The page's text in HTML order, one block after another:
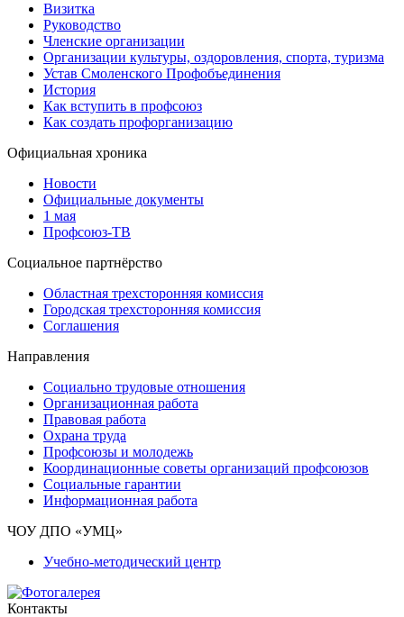
Визитка
Руководство
Членские организации
Организации культуры, оздоровления, спорта, туризма
Устав Смоленского Профобъединения
История
Как вступить в профсоюз
Как создать профорганизацию
Официальная хроника
Новости
Официальные документы
1 мая
Профсоюз-ТВ
Социальное партнёрство
Областная трехсторонняя комиссия
Городская трехсторонняя комиссия
Соглашения
Направления
Социально трудовые отношения
Организационная работа
Правовая работа
Охрана труда
Профсоюзы и молодежь
Координационные советы организаций профсоюзов
Социальные гарантии
Информационная работа
ЧОУ ДПО «УМЦ»
Учебно-методический центр
Контакты